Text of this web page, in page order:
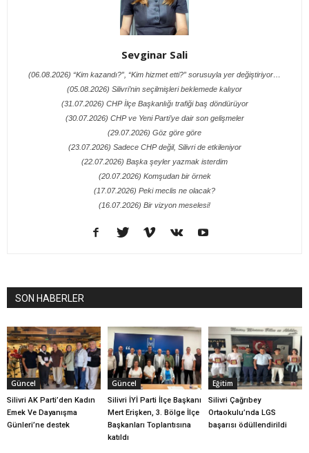
Sevginar Sali
(06.08.2026) “Kim kazandı?”, “Kim hizmet etti?” sorusuyla yer değiştiriyor…
(05.08.2026) Silivri’nin seçilmişleri beklemede kalıyor
(31.07.2026) CHP İlçe Başkanlığı trafiği baş döndürüyor
(30.07.2026) CHP ve Yeni Parti’ye dair son gelişmeler
(29.07.2026) Göz göre göre
(23.07.2026) Sadece CHP değil, Silivri de etkileniyor
(22.07.2026) Başka şeyler yazmak isterdim
(20.07.2026) Komşudan bir örnek
(17.07.2026) Peki meclis ne olacak?
(16.07.2026) Bir vizyon meselesi!
SON HABERLER
Güncel
Silivri AK Parti’den Kadın
Emek Ve Dayanışma
Günleri’ne destek
Güncel
Silivri İYİ Parti İlçe Başkanı
Mert Erişken, 3. Bölge İlçe
Başkanları Toplantısına
katıldı
Eğitim
Silivri Çağrıbey
Ortaokulu’nda LGS
başarısı ödüllendirildi